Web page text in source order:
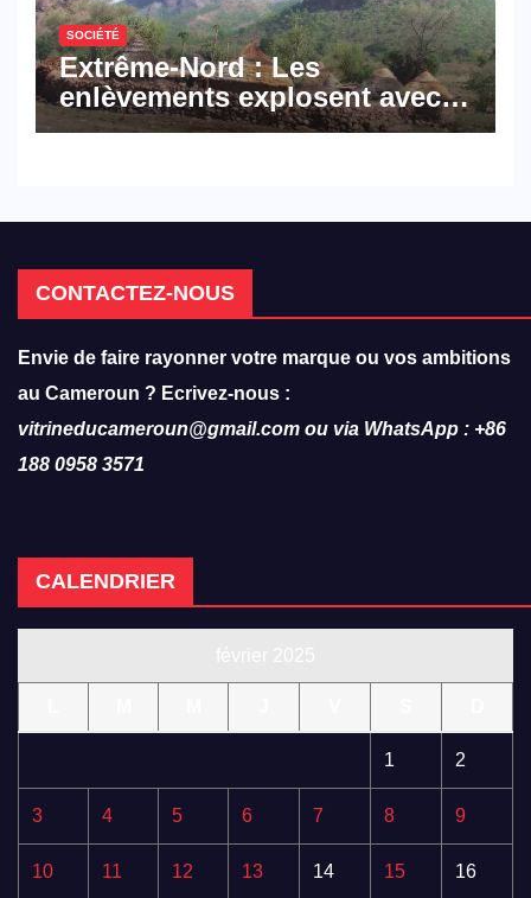
SOCIÉTÉ
Extrême-Nord : Les
enlèvements explosent avec
308 victimes en trois mois
CONTACTEZ-NOUS
Envie de faire rayonner votre marque ou vos ambitions
au Cameroun ? Ecrivez-nous :
vitrineducameroun@gmail.com ou via WhatsApp : +86
188 0958 3571
CALENDRIER
1 2
3 4 5 6 7 8 9
10 11 12 13 14 15 16